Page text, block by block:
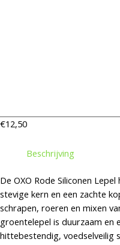
€12,50
Beschrijving
De OXO Rode Siliconen
stevige kern en een zachte
schrapen, roeren en mixen
groentelepel is duurzaam
hittebestendig, voedselveilig